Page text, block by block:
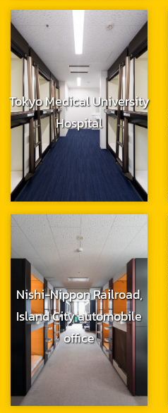
Tokyo Medical University
Hospital
Nishi-Nippon Railroad,
Island City automobile
office